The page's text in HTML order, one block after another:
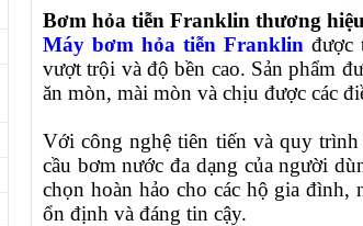
Bơm hỏa tiễn Franklin thương
Máy bơm hỏa tiễn Franklin được
vượt trội và độ bền cao. Sản phẩm
ăn mòn, mài mòn và chịu được các
Với công nghệ tiên tiến và quy
cầu bơm nước đa dạng của người
chọn hoàn hảo cho các hộ gia
ổn định và đáng tin cậy.